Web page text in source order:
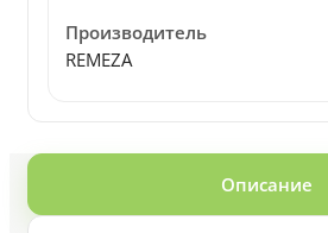
Производитель
REMEZA
Описание